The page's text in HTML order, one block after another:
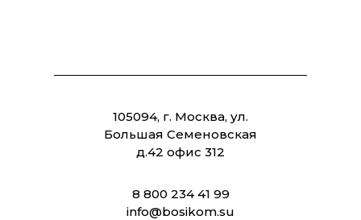
105094, г. Москва, ул.
Большая Семеновская
д.42 офис 312
8 800 234 41 99
info@bosikom.su